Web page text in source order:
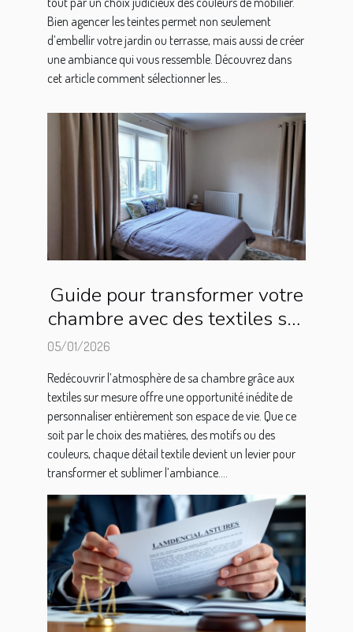
Bien agencer les teintes permet non seulement
d’embellir votre jardin ou terrasse, mais aussi de créer
une ambiance qui vous ressemble. Découvrez dans
cet article comment sélectionner les...
Guide pour transformer votre
chambre avec des textiles sur
05/01/2026
Redécouvrir l’atmosphère de sa chambre grâce aux
textiles sur mesure offre une opportunité inédite de
personnaliser entièrement son espace de vie. Que ce
soit par le choix des matières, des motifs ou des
couleurs, chaque détail textile devient un levier pour
transformer et sublimer l’ambiance....